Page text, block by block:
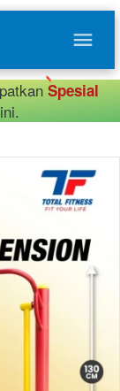
Spesial